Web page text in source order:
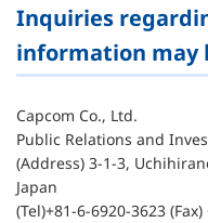
Inquiries
information may
Capcom Co., Ltd.
Public Relations and
(Address) 3-1-3,
Japan
(Tel)+81-6-6920-3623